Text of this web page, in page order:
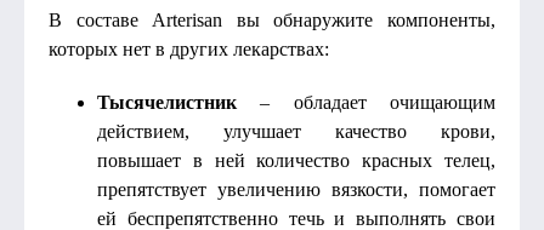
В составе Arterisan вы обнаружите компоненты,
которых нет в других лекарствах:
Тысячелистник – обладает очищающим
действием, улучшает качество крови,
повышает в ней количество красных телец,
препятствует увеличению вязкости, помогает
ей беспрепятственно течь и выполнять свои